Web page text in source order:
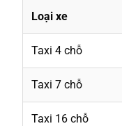
Loại xe
Taxi 4 chỗ
Taxi 7 chỗ
Taxi 16 chỗ